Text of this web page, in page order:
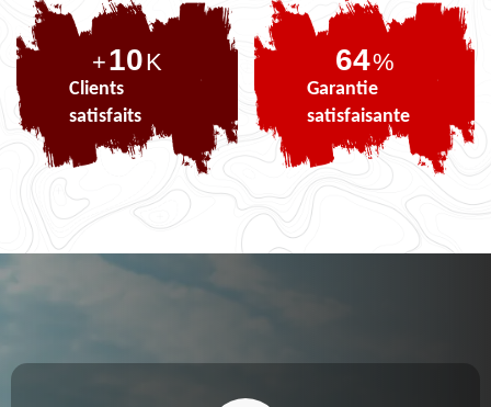
+10K
Clients
satisfaits
79%
Garantie
satisfaisante